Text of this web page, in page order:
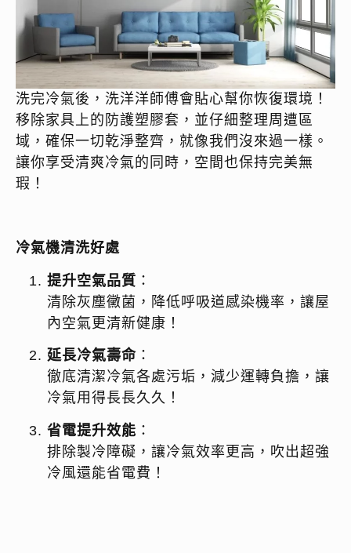
洗完冷氣後，洗洋洋師傅會貼心幫你恢復環境！
移除家具上的防護塑膠套，並仔細整理周遭區
域，確保一切乾淨整齊，就像我們沒來過一樣。
讓你享受清爽冷氣的同時，空間也保持完美無
瑕！
冷氣機清洗好處
提升空氣品質 ：
清除灰塵黴菌，降低呼吸道感染機率，讓屋
內空氣更清新健康！
延長冷氣壽命 ：
徹底清潔冷氣各處污垢，減少運轉負擔，讓
冷氣用得長長久久！
省電提升效能 ：
排除製冷障礙，讓冷氣效率更高，吹出超強
冷風還能省電費！